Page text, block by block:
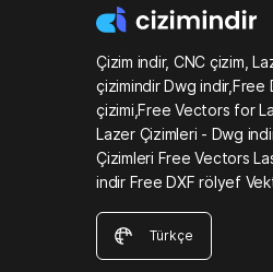
Çizim indir, CNC çizim,
çizimindir Dwg indir,Free
çizimi,Free Vectors for
Lazer Çizimleri - Dwg
Çizimleri Free Vectors
indir Free DXF rölyef
Türkçe